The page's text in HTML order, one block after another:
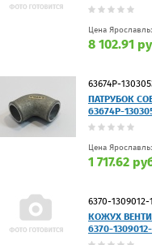
Цена Ярославль:
8 102.91
63674Р-
ПАТРУБОК
63674Р-
Цена Ярославль:
1 717.62
6370-1309012-
КОЖУХ
6370-